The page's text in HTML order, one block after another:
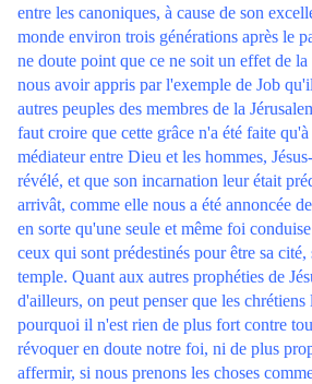
entre les canoniques, à cause de son
monde environ trois générations après le
ne doute point que ce ne soit un effet de
nous avoir appris par l'exemple de Job
autres peuples des membres de la
faut croire que cette grâce n'a été faite
médiateur entre Dieu et les hommes,
révélé, et que son incarnation leur était
arrivât, comme elle nous a été annoncée
en sorte qu'une seule et même foi
ceux qui sont prédestinés pour être sa cité,
temple. Quant aux autres prophéties de
d'ailleurs, on peut penser que les chrétiens
pourquoi il n'est rien de plus fort contre
révoquer en doute notre foi, ni de plus
affermir, si nous prenons les choses